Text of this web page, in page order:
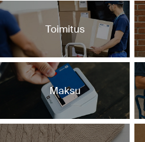
Toimitus
Maksu